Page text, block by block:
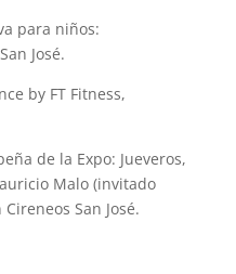
para niños:
José.
by FT Fitness,
de la Expo: Jueveros,
Malo (invitado
San José.